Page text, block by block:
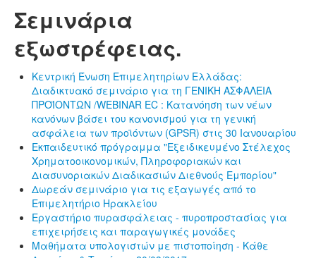
Σεμινάρια
εξωστρέφειας.
Κεντρική Ένωση Επιμελητηρίων Ελλάδας:
Διαδικτυακό σεμινάριο για τη ΓΕΝΙΚΗ ΑΣΦΑΛΕΙΑ
ΠΡΟΪΟΝΤΩΝ /WEBINAR EC : Κατανόηση των νέων
κανόνων βάσει του κανονισμού για τη γενική
ασφάλεια των προϊόντων (GPSR) στις 30 Ιανουαρίου
Εκπαιδευτικό πρόγραμμα "Εξειδικευμένο Στέλεχος
Χρηματοοικονομικών, Πληροφοριακών και
Διασυνοριακών Διαδικασιών Διεθνούς Εμπορίου"
Δωρεάν σεμινάριο για τις εξαγωγές από το
Επιμελητήριο Ηρακλείου
Εργαστήριο πυρασφάλειας - πυροπροστασίας για
επιχειρήσεις και παραγωγικές μονάδες
Μαθήματα υπολογιστών με πιστοποίηση - Κάθε